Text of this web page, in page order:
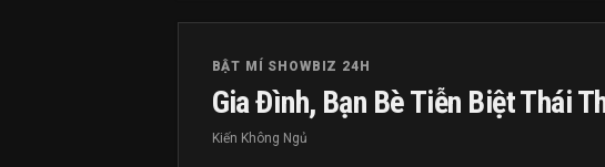
BẬT MÍ SHOWBIZ 24H
Gia Đình, Bạn Bè Tiễn Biệt Thái
Kiến Không Ngủ